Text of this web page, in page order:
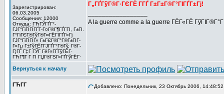
Зарегистрирован:
06.03.2005
Сообщения: 12000
Откуда: ГЋГЎГҐГ°-
ГЈГ°ГіГЇГЇГҐГ­-Г¤Г®Г¶ГҐГ­ГІ, Г±ГІ.
Г°ГіГЄГ®ГўГ®Г¤ГЁГІГҐГ«Гј
ГЈГ°ГіГЇГЇГ» Г±ГЄГ®Г°Г®Г±ГІГ­
Г»Гµ Г±ГўГЁГ­ГЈГҐГ°Г®Гў, Г®Г­
Г¦ГҐ Г‡Г ГЎГ ГёГ«ГҐГўГЁГ·
ГЋГ¶Г Г ГІ ГЏГ®ГЅГ«ГҐГўГЁГ·
Г„ГҐГўГ®Г·ГЄГЁ Г­ГҐ Г±Г±Г®Г°ГІГҐГ±Гј!
A la guerre comme a la guerre ГЁГ«ГЁ
Вернуться к началу
ГЋГ­Г Добавлено: Понедельник, 23 Октябрь 2006, 14:48:52